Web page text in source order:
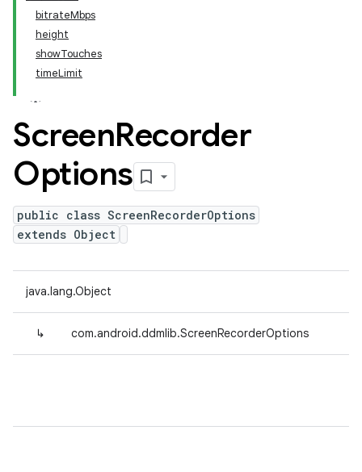
bitrateMbps
height
showTouches
timeLimit
ScreenRecorder
Options
public class ScreenRecorderOptions
extends Object
java.lang.Object
↳ com.android.ddmlib.ScreenRecorderOptions